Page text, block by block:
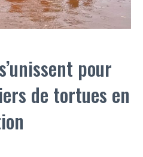
pour
de tortues en